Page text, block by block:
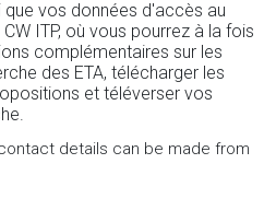
vos données d'accès au
ITP, où vous pourrez à la fois
complémentaires sur les
des ETA, télécharger les
et téléverser vos
details can be made from